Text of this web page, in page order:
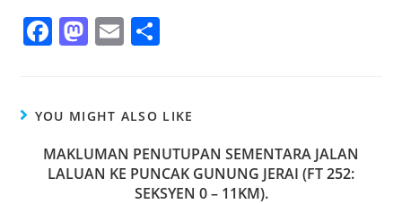
F
e
b
o
M
o
d
o
E
l e
YOU MIGHT ALSO LIKE
MAKLUMAN PENUTUPAN SEMENTARA JALAN
LALUAN KE PUNCAK GUNUNG JERAI (FT 252:
SEKSYEN 0 – 11KM).